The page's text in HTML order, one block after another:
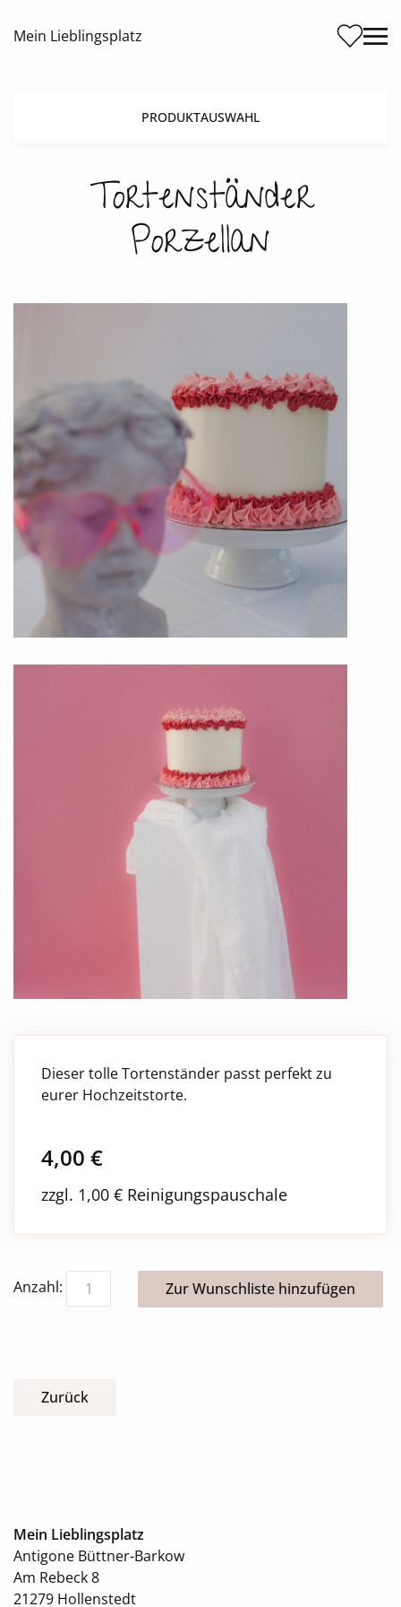
Mein Lieblingsplatz
PRODUKTAUSWAHL
Tortenständer
Porzellan
Dieser tolle Tortenständer passt perfekt zu
eurer Hochzeitstorte.
4,00 €
zzgl. 1,00 € Reinigungspauschale
Anzahl:
Zurück
Mein Lieblingsplatz
Antigone Büttner-Barkow
Am Rebeck 8
21279 Hollenstedt